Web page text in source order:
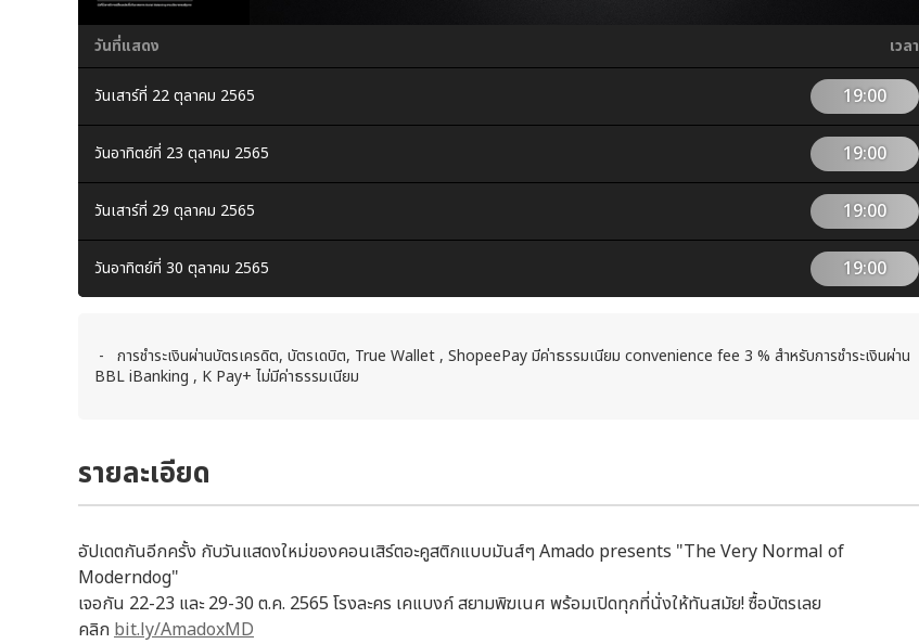
วันที่แสดง เวลา
วันเสาร์ที่ 22 ตุลาคม 2565 19:00
วันอาทิตย์ที่ 23 ตุลาคม 2565 19:00
วันเสาร์ที่ 29 ตุลาคม 2565 19:00
วันอาทิตย์ที่ 30 ตุลาคม 2565 19:00
- การชำระเงินผ่านบัตรเครดิต, บัตรเดบิต, True Wallet , ShopeePay มีค่าธรรมเนียม convenience fee 3 % สำหรับการชำระเงินผ่าน
BBL iBanking , K Pay+ ไม่มีค่าธรรมเนียม
รายละเอียด
อัปเดตกันอีกครั้ง กับวันแสดงใหม่ของคอนเสิร์ตอะคูสติกแบบมันส์ๆ Amado presents "The Very Normal of
Moderndog"
เจอกัน 22-23 และ 29-30 ต.ค. 2565 โรงละคร เคแบงก์ สยามพิฆเนศ พร้อมเปิดทุกที่นั่งให้ทันสมัย! ซื้อบัตรเลย
คลิก bit.ly/AmadoxMD